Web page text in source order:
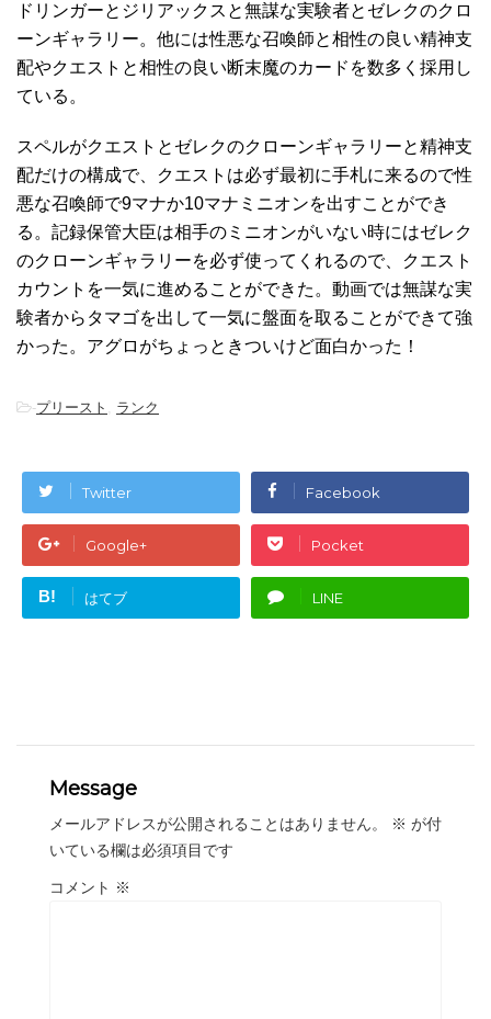
ドリンガーとジリアックスと無謀な実験者とゼレクのクロ
ーンギャラリー。他には性悪な召喚師と相性の良い精神支
配やクエストと相性の良い断末魔のカードを数多く採用し
ている。
スペルがクエストとゼレクのクローンギャラリーと精神支
配だけの構成で、クエストは必ず最初に手札に来るので性
悪な召喚師で9マナか10マナミニオンを出すことができ
る。記録保管大臣は相手のミニオンがいない時にはゼレク
のクローンギャラリーを必ず使ってくれるので、クエスト
カウントを一気に進めることができた。動画では無謀な実
験者からタマゴを出して一気に盤面を取ることができて強
かった。アグロがちょっときついけど面白かった！
-プリースト , ランク
Twitter Facebook
Google+ Pocket
B! はてブ LINE
Message
メールアドレスが公開されることはありません。 ※ が付
いている欄は必須項目です
コメント ※